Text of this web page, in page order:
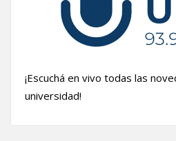
¡Escuchá en vivo todas las
universidad!